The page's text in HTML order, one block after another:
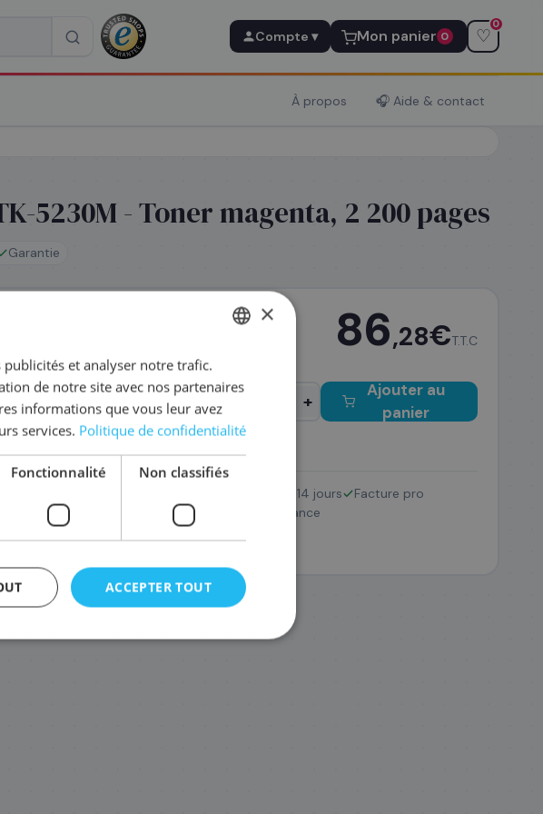
Compte ▾ Mon panier 0 ♡
0
À propos 🎧 Aide & contact
5230M - Toner magenta, 2 200 pages
Garantie
14h
86,28€T.T.C
+
Ajouter au
panier
Retour 14 jours
Facture pro
SAV France
ENGLISH
×
et analyser notre trafic.
de notre site avec nos partenaires
informations que vous leur avez
services. Politique de confidentialité
Fonctionnalité Non classifiés
ACCEPTER TOUT